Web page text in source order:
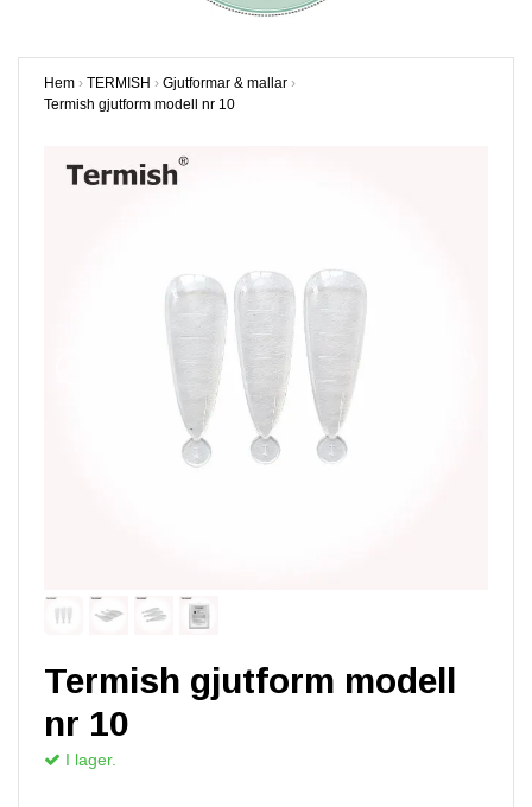
Hem › TERMISH › Gjutformar & mallar ›
Termish gjutform modell nr 10
Termish gjutform modell
nr 10
I lager.